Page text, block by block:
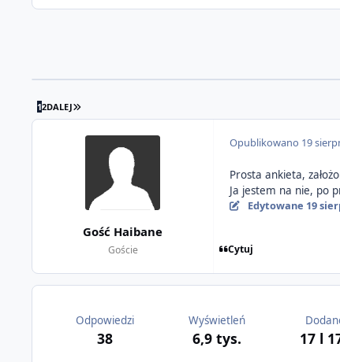
12DALEJ OSTATNIA STRONA
Gość Haibane
Goście
Opublikowano 19
Prosta ankieta,
Ja jestem na nie, po
Edytowane 19
Cytuj
Odpowiedzi
38
Wyświetleń
6,9 tys. 17 l